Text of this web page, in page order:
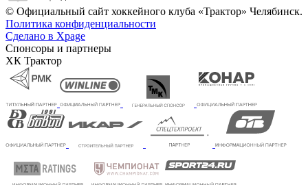
© Официальный сайт хоккейного клуба «Трактор» Челябинск.
Политика конфиденциальности
Сделано в Xpage
Спонсоры и партнеры
ХК Трактор